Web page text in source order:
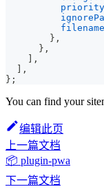
priority
filename
} ,
} ,
,
,
} ;
You can find your
编辑此页
上一篇文档
📦 plugin-pwa
下一篇文档